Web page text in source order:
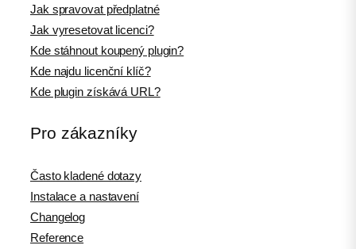
Jak spravovat předplatné
Jak vyresetovat licenci?
Kde stáhnout koupený plugin?
Kde najdu licenční klíč?
Kde plugin získává URL?
Pro zákazníky
Často kladené dotazy
Instalace a nastavení
Changelog
Reference